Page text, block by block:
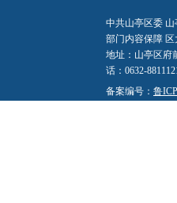
中共山亭区委
部门内容保障
地址：山亭区府
话：0632-
备案编号： 鲁